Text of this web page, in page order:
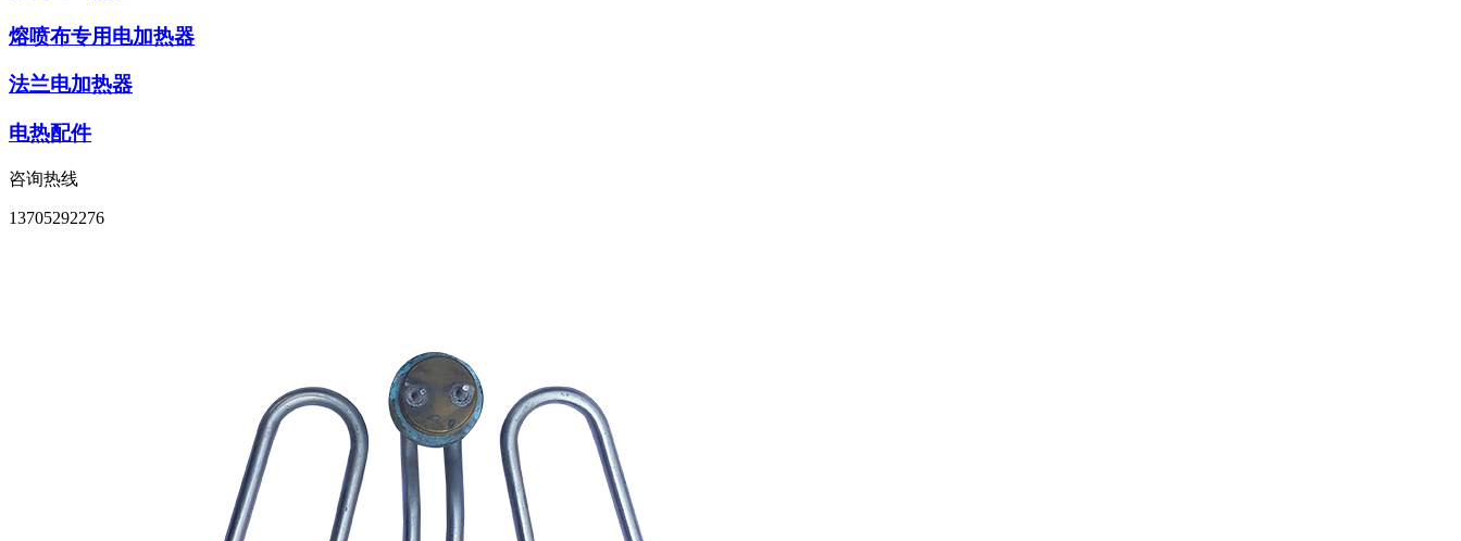
熔喷布专用电加热器
法兰电加热器
电热配件
咨询热线
13705292276